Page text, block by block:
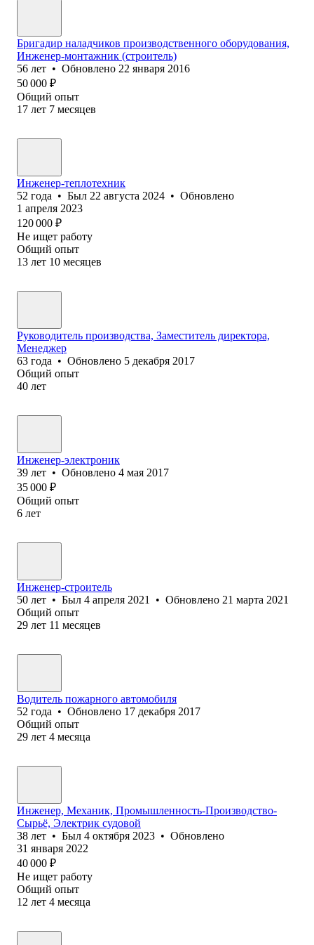
Бригадир наладчиков производственного оборудования,
Инженер-монтажник (строитель)
56 лет • Обновлено 22 января 2016
50 000 ₽
Общий опыт
17 лет 7 месяцев
Инженер-теплотехник
52 года • Был 22 августа 2024 • Обновлено
1 апреля 2023
120 000 ₽
Не ищет работу
Общий опыт
13 лет 10 месяцев
Руководитель производства, Заместитель директора,
Менеджер
63 года • Обновлено 5 декабря 2017
Общий опыт
40 лет
Инженер-электроник
39 лет • Обновлено 4 мая 2017
35 000 ₽
Общий опыт
6 лет
Инженер-строитель
50 лет • Был 4 апреля 2021 • Обновлено 21 марта 2021
Общий опыт
29 лет 11 месяцев
Водитель пожарного автомобиля
52 года • Обновлено 17 декабря 2017
Общий опыт
29 лет 4 месяца
Инженер, Механик, Промышленность-Производство-
Сырьё, Электрик судовой
38 лет • Был 4 октября 2023 • Обновлено
31 января 2022
40 000 ₽
Не ищет работу
Общий опыт
12 лет 4 месяца